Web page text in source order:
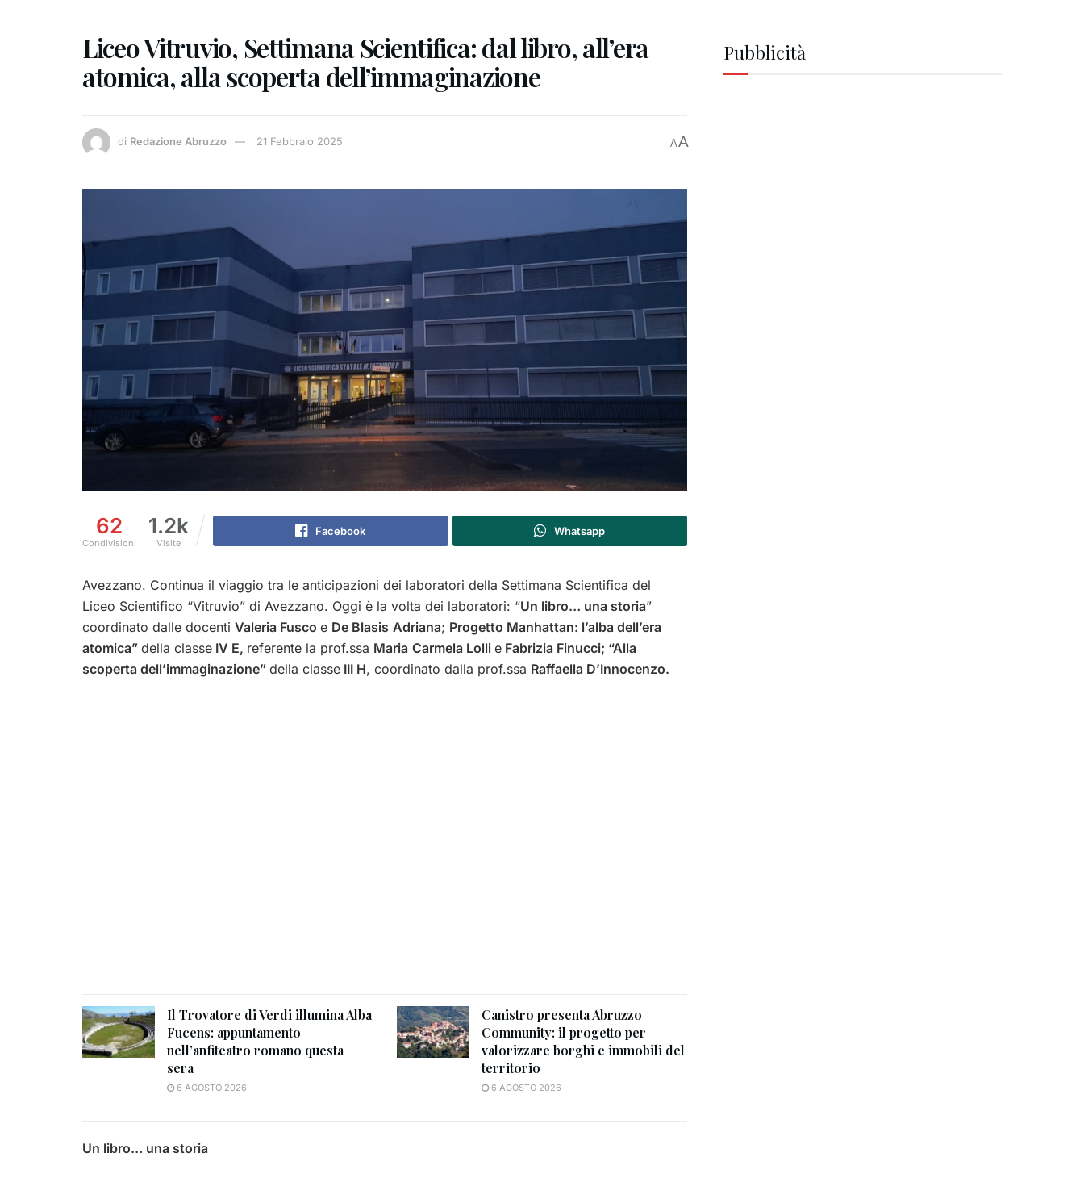
Liceo Vitruvio, Settimana Scientifica: dal libro, all’era
atomica, alla scoperta dell’immaginazione
di Redazione Abruzzo 21 Febbraio 2025 AA
62
Condivisioni
1.2k
Visite
Facebook Whatsapp
Avezzano. Continua il viaggio tra le anticipazioni dei laboratori della Settimana Scientifica del
Liceo Scientifico “Vitruvio” di Avezzano. Oggi è la volta dei laboratori: “Un libro… una storia”
coordinato dalle docenti Valeria Fusco e De Blasis Adriana; Progetto Manhattan: l’alba dell’era
atomica” della classe IV E, referente la prof.ssa Maria Carmela Lolli e Fabrizia Finucci; “Alla
scoperta dell’immaginazione” della classe III H, coordinato dalla prof.ssa Raffaella D’Innocenzo.
Il Trovatore di Verdi illumina Alba
Fucens: appuntamento
nell’anfiteatro romano questa
sera
6 AGOSTO 2026
Canistro presenta Abruzzo
Community: il progetto per
valorizzare borghi e immobili del
territorio
6 AGOSTO 2026
Un libro… una storia
Pubblicità